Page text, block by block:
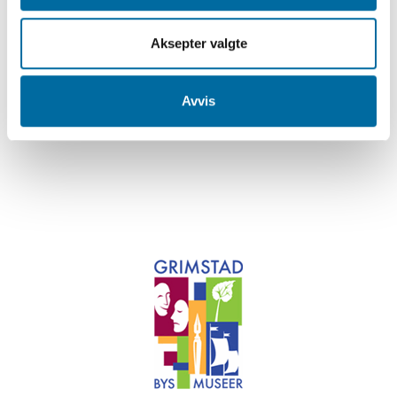
Aksepter valgte
Avvis
Bestill omvisning her!